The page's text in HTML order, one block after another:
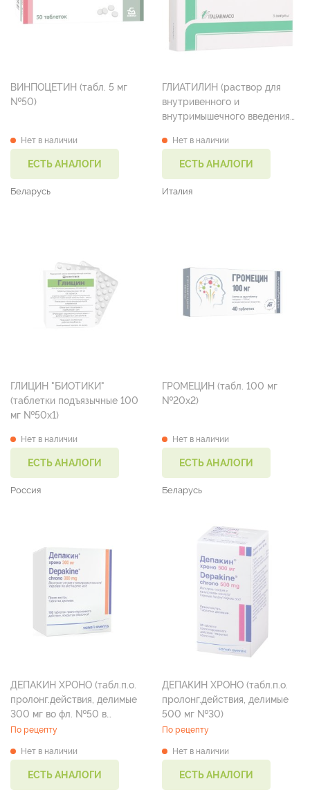
ВИНПОЦЕТИН (табл. 5 мг
№50)
Нет в наличии
ЕСТЬ АНАЛОГИ
Беларусь
ГЛИАТИЛИН (раствор для
внутривенного и
внутримышечного введения
Нет в наличии
ЕСТЬ АНАЛОГИ
Италия
ГЛИЦИН "БИОТИКИ"
(таблетки подъязычные 100
мг №50х1)
Нет в наличии
ЕСТЬ АНАЛОГИ
Россия
ГРОМЕЦИН (табл. 100 мг
№20х2)
Нет в наличии
ЕСТЬ АНАЛОГИ
Беларусь
ДЕПАКИН ХРОНО (табл.п.о.
пролонг.действия, делимые
300 мг во фл. №50 в
упаковке №2 )
По рецепту
Нет в наличии
ЕСТЬ АНАЛОГИ
ДЕПАКИН ХРОНО (табл.п.о.
пролонг.действия, делимые
500 мг №30)
По рецепту
Нет в наличии
ЕСТЬ АНАЛОГИ